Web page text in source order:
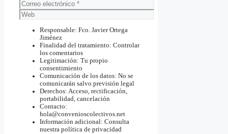
Correo
electrónico
Web
Responsable: Fco. Javier Ortega
Jiménez
Finalidad del tratamiento: Controlar
los comentarios
Legitimación: Tu propio
consentimiento
Comunicación de los datos: No se
comunicarán salvo previsión legal
Derechos: Acceso, rectificación,
portabilidad, cancelación
Contacto:
hola@convenioscolectivos.net
Información adicional: Consulta
nuestra política de privacidad